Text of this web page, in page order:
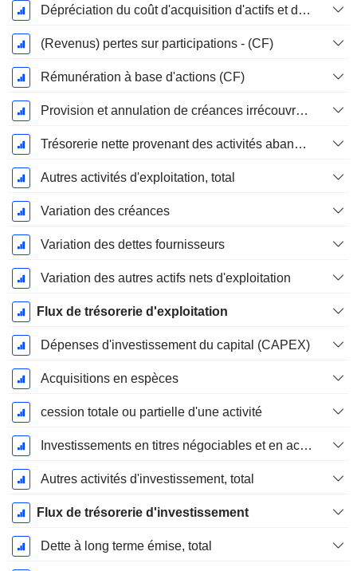
Dépréciation du coût d'acquisition d'actifs et dépenses de restructuration
(Revenus) pertes sur participations - (CF)
Rémunération à base d'actions (CF)
Provision et annulation de créances irrécouvrables
Trésorerie nette provenant des activités abandonnées
Autres activités d'exploitation, total
Variation des créances
Variation des dettes fournisseurs
Variation des autres actifs nets d'exploitation
Flux de trésorerie d'exploitation
Dépenses d'investissement du capital (CAPEX)
Acquisitions en espèces
cession totale ou partielle d'une activité
Investissements en titres négociables et en actions, total
Autres activités d'investissement, total
Flux de trésorerie d'investissement
Dette à long terme émise, total